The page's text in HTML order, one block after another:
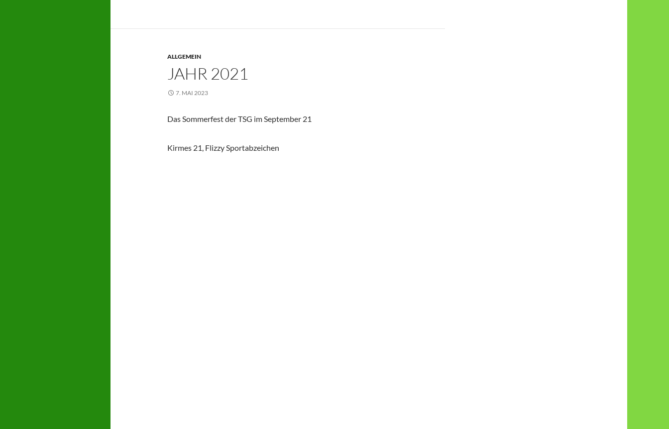
ALLGEMEIN
JAHR 2021
7. MAI 2023
Das Sommerfest der TSG im September 21
Kirmes 21, Flizzy Sportabzeichen